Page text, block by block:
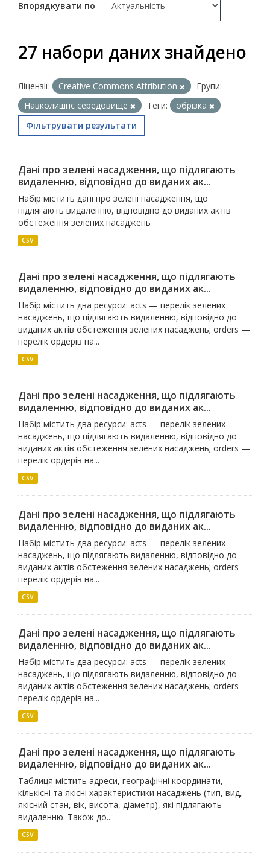
Впорядкувати по
27 набори даних знайдено
Ліцензії: Creative Commons Attribution
Групи:
Навколишнє середовище
Теги:
обрізка
Фільтрувати результати
Дані про зелені насадження, що підлягають
видаленню, відповідно до виданих ак...
Набір містить дані про зелені насадження, що
підлягають видаленню, відповідно до виданих актів
обстеження зелених насаджень
CSV
Дані про зелені насадження, що підлягають
видаленню, відповідно до виданих ак...
Набір містить два ресурси: acts — перелік зелених
насаджень, що підлягають видаленню, відповідно до
виданих актів обстеження зелених насаджень; orders —
перелік ордерів на...
CSV
Дані про зелені насадження, що підлягають
видаленню, відповідно до виданих ак...
Набір містить два ресурси: acts — перелік зелених
насаджень, що підлягають видаленню, відповідно до
виданих актів обстеження зелених насаджень; orders —
перелік ордерів на...
CSV
Дані про зелені насадження, що підлягають
видаленню, відповідно до виданих ак...
Набір містить два ресурси: acts — перелік зелених
насаджень, що підлягають видаленню, відповідно до
виданих актів обстеження зелених насаджень; orders —
перелік ордерів на...
CSV
Дані про зелені насадження, що підлягають
видаленню, відповідно до виданих ак...
Набір містить два ресурси: acts — перелік зелених
насаджень, що підлягають видаленню, відповідно до
виданих актів обстеження зелених насаджень; orders —
перелік ордерів на...
CSV
Дані про зелені насадження, що підлягають
видаленню, відповідно до виданих ак...
Таблиця містить адреси, географічні координати,
кількісні та якісні характеристики насаджень (тип, вид,
якісний стан, вік, висота, діаметр), які підлягають
видаленню. Також до...
CSV